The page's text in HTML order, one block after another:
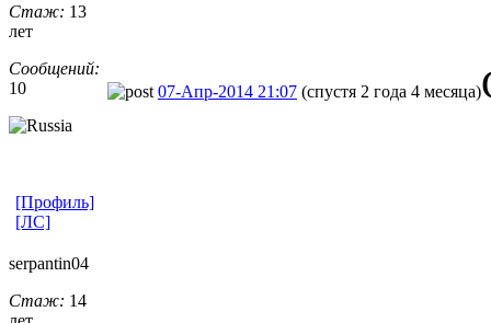
Стаж: 13
лет
Сообщений:
10
07-Апр-2014 21:07 (спустя 2 года 4 месяца)
[Профиль]
[ЛС]
serpantin04
Стаж: 14